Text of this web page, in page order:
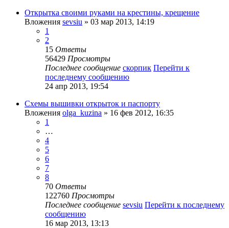
Открытка своими руками на крестины, крещение
Вложения sevsiu » 03 мар 2013, 14:19
1
2
15 Ответы
56429 Просмотры
Последнее сообщение скорпик Перейти к
последнему сообщению
24 апр 2013, 19:54
Схемы вышивки открыток и паспорту
Вложения olga_kuzina » 16 фев 2012, 16:35
1
…
4
5
6
7
8
70 Ответы
122760 Просмотры
Последнее сообщение sevsiu Перейти к последнему
сообщению
16 мар 2013, 13:13